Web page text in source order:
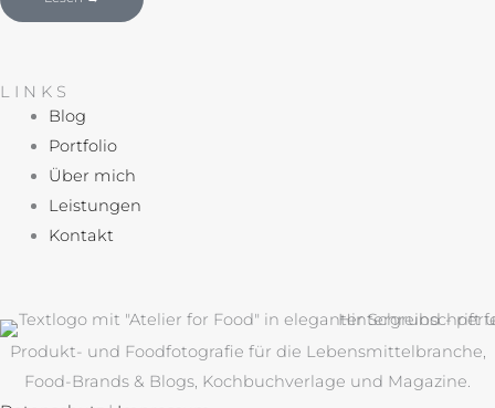
LINKS
Blog
Portfolio
Über mich
Leistungen
Kontakt
Produkt- und Foodfotografie für die Lebensmittelbranche,
Food-Brands & Blogs, Kochbuchverlage und Magazine.